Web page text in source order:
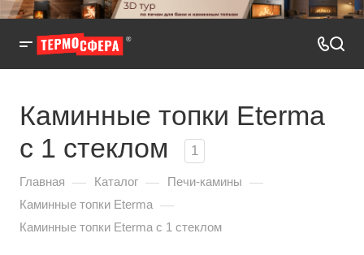
Каминные топки Eterma
с 1 стеклом
1
Главная — Каталог — Печи-камины —
Каминные топки Eterma —
Каминные топки Eterma с 1 стеклом